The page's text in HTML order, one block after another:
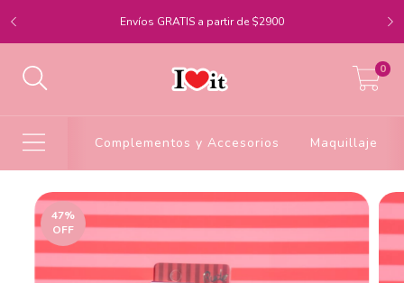
Envíos GRATIS a partir de $2900
0
Complementos y Accesorios Maquillaje
47%
OFF